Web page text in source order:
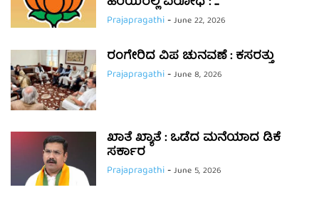
Prajapragathi-June 22, 2026
ರಂಗೇರಿದ ವಿಪ ಚುನವಣೆ : ಕಸರತ್ತು
Prajapragathi-June 8, 2026
ಖಾತೆ ಖ್ಯಾತೆ : ಒಡೆದ ಮನೆಯಾದ ಡಿಕೆ
ಸರ್ಕಾರ
Prajapragathi-June 5, 2026